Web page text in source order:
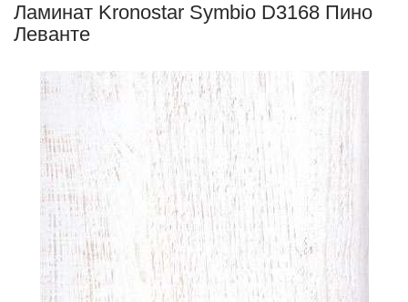
Ламинат Kronostar Symbio D3168 Пино
Леванте